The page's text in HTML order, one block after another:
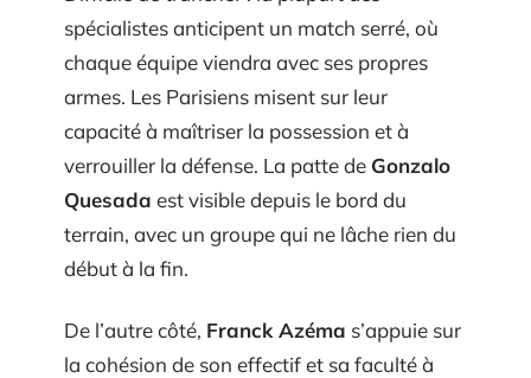
spécialistes anticipent un match serré, où
chaque équipe viendra avec ses propres
armes. Les Parisiens misent sur leur
capacité à maîtriser la possession et à
verrouiller la défense. La patte de Gonzalo
Quesada est visible depuis le bord du
terrain, avec un groupe qui ne lâche rien du
début à la fin.
De l’autre côté, Franck Azéma s’appuie sur
la cohésion de son effectif et sa faculté à